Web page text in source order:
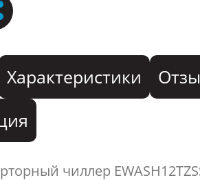
Характеристики
чиллер